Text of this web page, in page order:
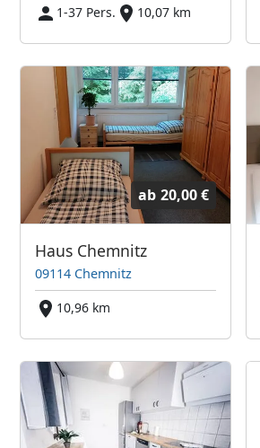
1-37 Pers.
10,07 km
ab 20,00 €
Haus Chemnitz
09114 Chemnitz
10,96 km